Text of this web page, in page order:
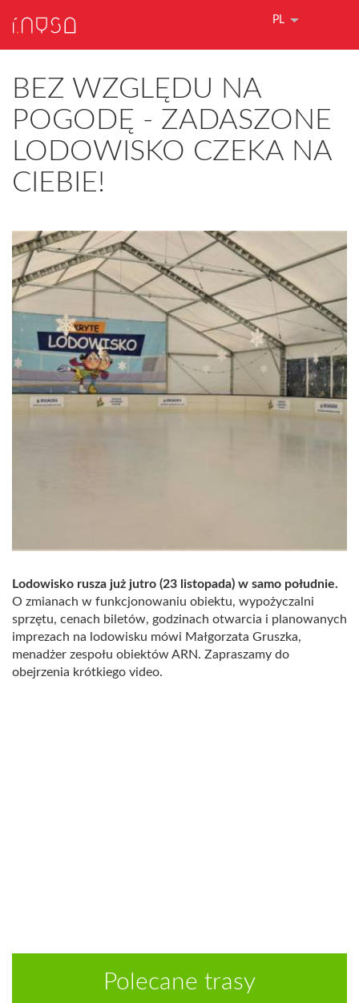
PL
BEZ WZGLĘDU NA
POGODĘ - ZADASZONE
LODOWISKO CZEKA NA
CIEBIE!
Lodowisko rusza już jutro (23 listopada) w samo południe.
O zmianach w funkcjonowaniu obiektu, wypożyczalni
sprzętu, cenach biletów, godzinach otwarcia i planowanych
imprezach na lodowisku mówi Małgorzata Gruszka,
menadżer zespołu obiektów ARN. Zapraszamy do
obejrzenia krótkiego video.
Polecane trasy